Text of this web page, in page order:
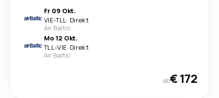
Fr 09 Okt.
VIE-TLL· Direkt
Air Baltic
Mo 12 Okt.
TLL-VIE· Direkt
Air Baltic
ab€ 172